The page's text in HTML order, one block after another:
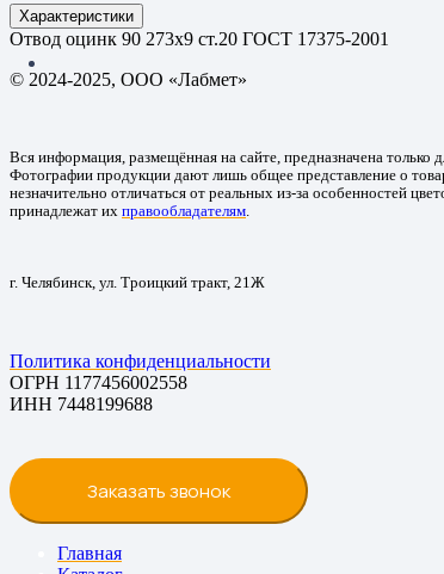
Характеристики
Отвод оцинк 90 273х9 ст.20 ГОСТ 17375-2001
© 2024-2025, ООО «Лабмет»
Вся информация, размещённая на сайте, предназначена только
Фотографии продукции дают лишь общее представление о
незначительно отличаться от реальных из-за особенностей
принадлежат их правообладателям
г. Челябинск, ул. Троицкий тракт, 21Ж
Политика конфиденциальности
ОГРН 1177456002558
ИНН 7448199688
Заказать звонок
Главная